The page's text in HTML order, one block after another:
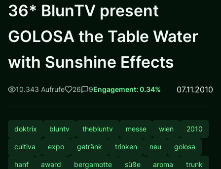
36* BlunTV present
GOLOSA the Table Water
with Sunshine Effects
10.343 Aufrufe 26 9Engagement: 0.34% 07.11.2010
doktrix bluntv thebluntv messe wien 2010
cultiva expo getränk trinken neu golosa
hanf award bergamotte süße aroma trunk